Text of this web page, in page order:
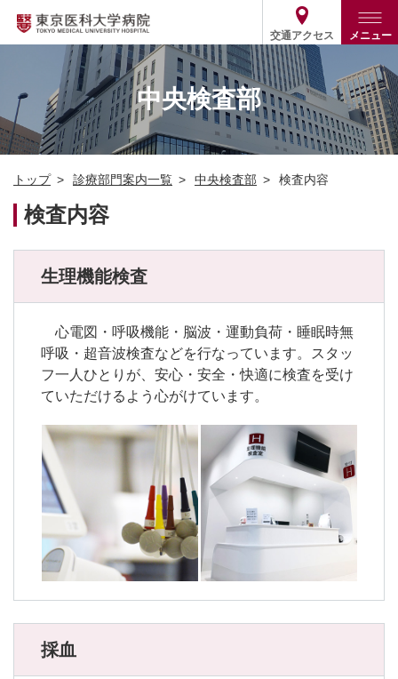
交通アクセス メニュー
トップ
外来・入院案内
外来
入院
患者支援・相談窓口
各種ご案内
診療部門案内
診療部門案内一覧
医師・歯科医師等情報検索
病院案内
基本情報
統計・データ・情報公開
外部評価
医療関係の方
医療連携
その他 03-3342-6111
中央検査部
トップ 診療部門案内一覧 中央検査部 検査内容
検査内容
生理機能検査
心電図・呼吸機能・脳波・運動負荷・睡眠時無
呼吸・超音波検査などを行なっています。スタッ
フ一人ひとりが、安心・安全・快適に検査を受け
ていただけるよう心がけています。
採血